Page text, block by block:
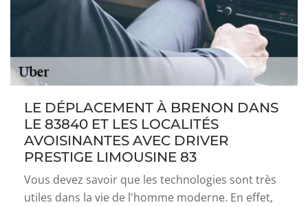
LE DÉPLACEMENT À BRENON DANS
LE 83840 ET LES LOCALITÉS
AVOISINANTES AVEC DRIVER
PRESTIGE LIMOUSINE 83
Vous devez savoir que les technologies sont très
utiles dans la vie de l'homme moderne. En effet,